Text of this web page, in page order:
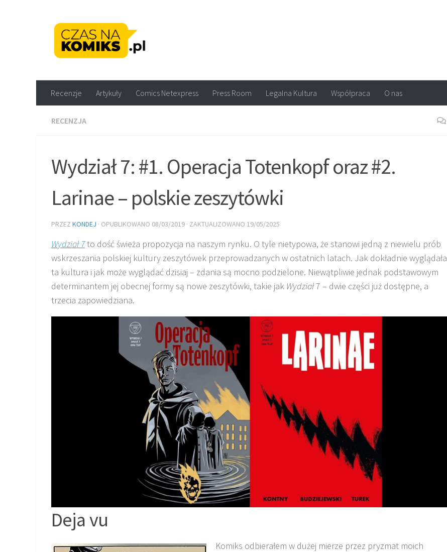
Recenzje Artykuły Comics Netexpress Press Room Legalna Kultura Współpraca O nas
RECENZJA
Wydział 7: #1. Operacja Totenkopf oraz #2.
Larinae – polskie zeszytówki
PRZEZ KONDEJ · OPUBLIKOWANO 08/03/2019 · ZAKTUALIZOWANO 19/05/2025
Wydział 7to dość świeża propozycja na naszym rynku. O tyle nietypowa, że stanowi jedną z niewielu prób
wskrzeszania polskiej kultury zeszytówek przeprowadzanych w ostatnich latach. Jak dokładnie wyglądała
ta kultura i jak może wyglądać dzisiaj – zdania są mocno podzielone. Niewątpliwie jednak podstawowym
determinantem jej obecnej formy są nowe zeszytówki, takie jak Wydział7 – dwie części już dostępne, a
trzecia zapowiedziana.
Deja vu
Komiks odbierałem w dużej mierze przez pryzmat moich